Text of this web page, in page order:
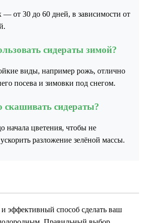
от 30 до 60 дней, в зависимости от
сидераты зимой?
виды, например рожь, отлично
посева и зимовки под снегом.
сидераты?
начала цветения, чтобы не
разложение зелёной массы.
эффективный способ сделать ваш